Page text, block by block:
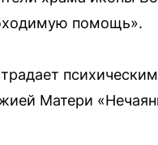
помощь».
Матери